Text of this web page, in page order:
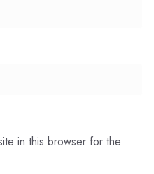
in this browser for the